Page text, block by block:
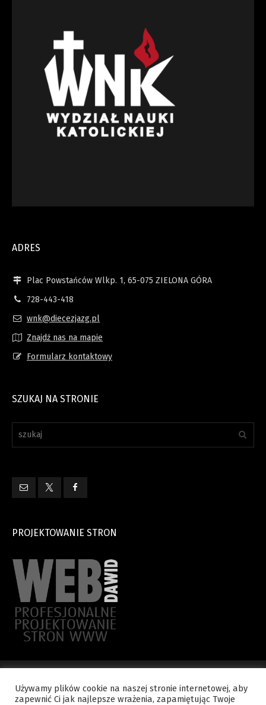
ADRES
Plac Powstańców Wlkp. 1, 65-075 ZIELONA GÓRA
728-443-418
wnk@diecezjazg.pl
Znajdź nas na mapie
Formularz kontaktowy
SZUKAJ NA STRONIE
PROJEKTOWANIE STRON
Używamy plików cookie na naszej stronie internetowej, aby
zapewnić Ci jak najlepsze wrażenia, zapamiętując Twoje